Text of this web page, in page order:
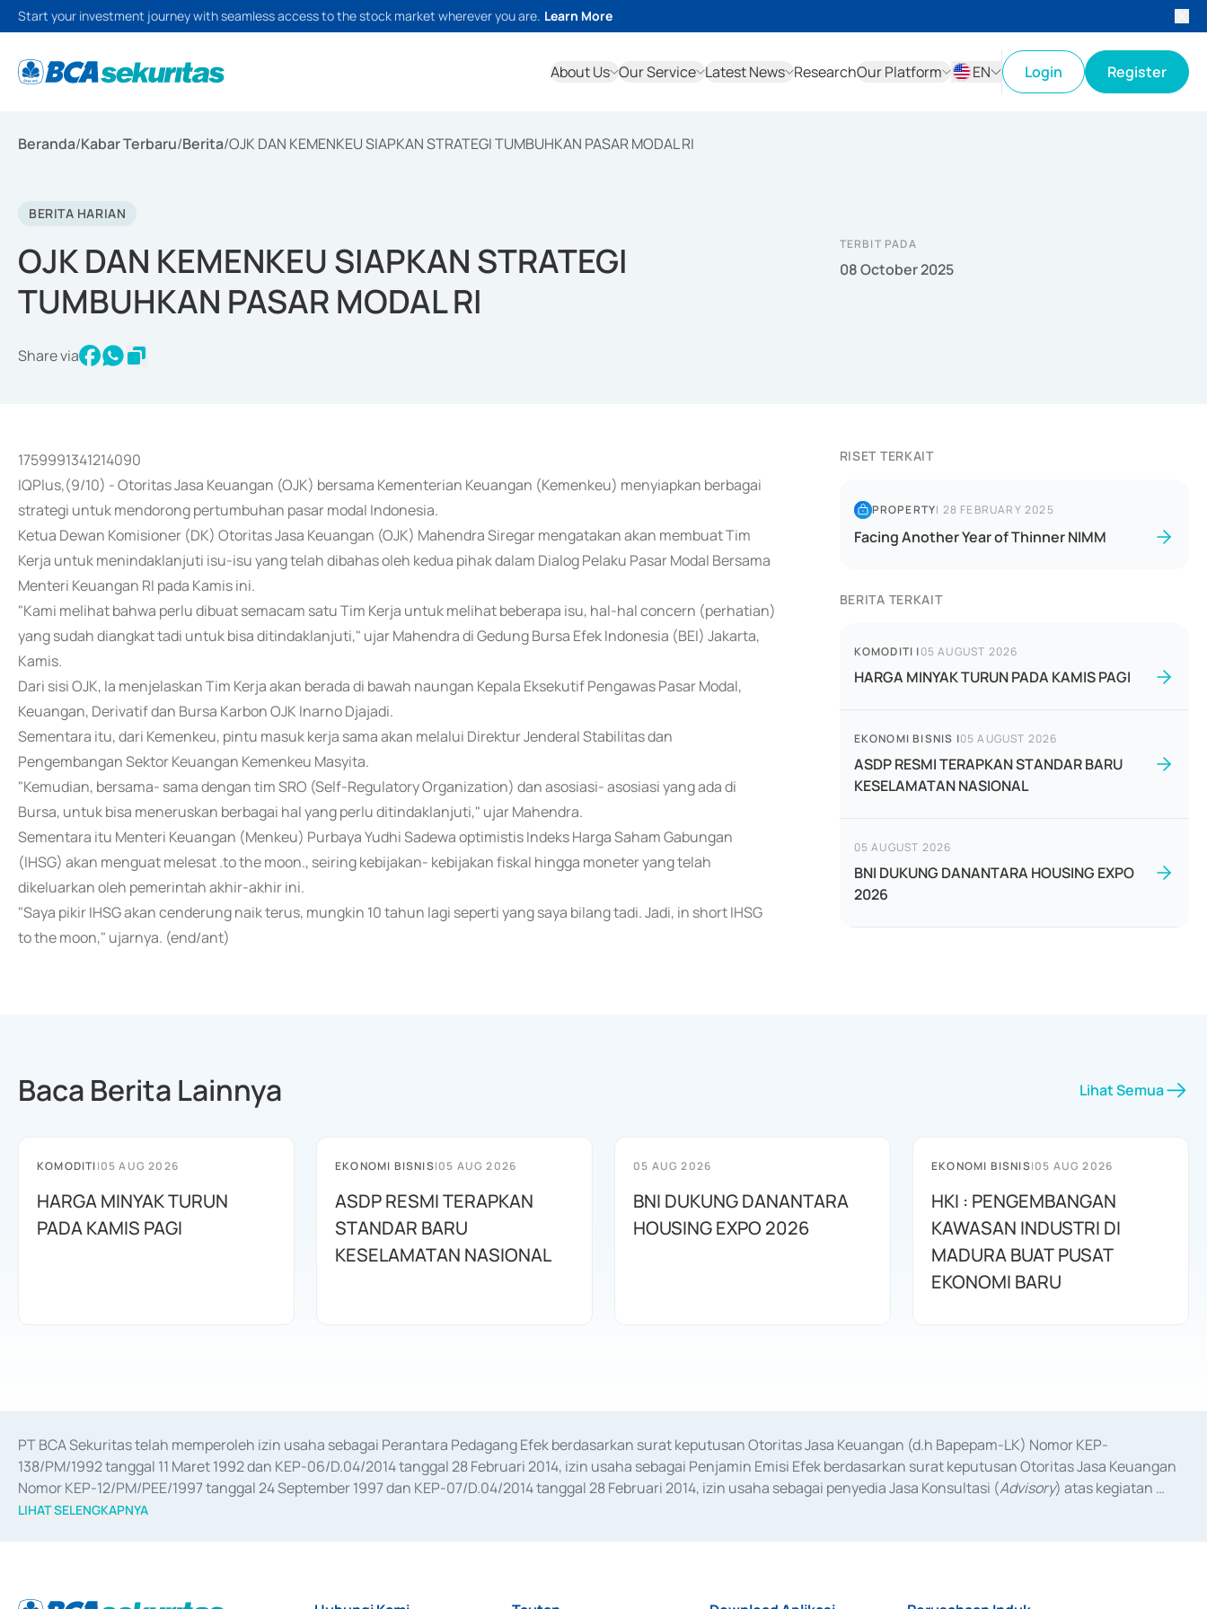
Start your investment journey with seamless access to the stock market wherever you are. Learn More
About Us Our Service Latest News ResearchOur Platform
EN
Login Register
Beranda/Kabar Terbaru/Berita/OJK DAN KEMENKEU SIAPKAN STRATEGI TUMBUHKAN PASAR MODAL RI
BERITA HARIAN
OJK DAN KEMENKEU SIAPKAN STRATEGI
TUMBUHKAN PASAR MODAL RI
Share via
TERBIT PADA
08 October 2025
1759991341214090
IQPlus,(9/10) - Otoritas Jasa Keuangan (OJK) bersama Kementerian Keuangan (Kemenkeu) menyiapkan berbagai
strategi untuk mendorong pertumbuhan pasar modal Indonesia.
Ketua Dewan Komisioner (DK) Otoritas Jasa Keuangan (OJK) Mahendra Siregar mengatakan akan membuat Tim
Kerja untuk menindaklanjuti isu-isu yang telah dibahas oleh kedua pihak dalam Dialog Pelaku Pasar Modal Bersama
Menteri Keuangan RI pada Kamis ini.
"Kami melihat bahwa perlu dibuat semacam satu Tim Kerja untuk melihat beberapa isu, hal-hal concern (perhatian)
yang sudah diangkat tadi untuk bisa ditindaklanjuti," ujar Mahendra di Gedung Bursa Efek Indonesia (BEI) Jakarta,
Kamis.
Dari sisi OJK, Ia menjelaskan Tim Kerja akan berada di bawah naungan Kepala Eksekutif Pengawas Pasar Modal,
Keuangan, Derivatif dan Bursa Karbon OJK Inarno Djajadi.
Sementara itu, dari Kemenkeu, pintu masuk kerja sama akan melalui Direktur Jenderal Stabilitas dan
Pengembangan Sektor Keuangan Kemenkeu Masyita.
"Kemudian, bersama- sama dengan tim SRO (Self-Regulatory Organization) dan asosiasi- asosiasi yang ada di
Bursa, untuk bisa meneruskan berbagai hal yang perlu ditindaklanjuti," ujar Mahendra.
Sementara itu Menteri Keuangan (Menkeu) Purbaya Yudhi Sadewa optimistis Indeks Harga Saham Gabungan
(IHSG) akan menguat melesat .to the moon., seiring kebijakan- kebijakan fiskal hingga moneter yang telah
dikeluarkan oleh pemerintah akhir-akhir ini.
"Saya pikir IHSG akan cenderung naik terus, mungkin 10 tahun lagi seperti yang saya bilang tadi. Jadi, in short IHSG
to the moon," ujarnya. (end/ant)
RISET TERKAIT
PROPERTY| 28 FEBRUARY 2025
Facing Another Year of Thinner NIMM
BERITA TERKAIT
KOMODITI |05 AUGUST 2026
HARGA MINYAK TURUN PADA KAMIS PAGI
EKONOMI BISNIS |05 AUGUST 2026
ASDP RESMI TERAPKAN STANDAR BARU
KESELAMATAN NASIONAL
05 AUGUST 2026
BNI DUKUNG DANANTARA HOUSING EXPO
2026
Baca Berita Lainnya Lihat Semua
KOMODITI|05 AUG 2026
HARGA MINYAK TURUN
PADA KAMIS PAGI
EKONOMI BISNIS|05 AUG 2026
ASDP RESMI TERAPKAN
STANDAR BARU
KESELAMATAN NASIONAL
05 AUG 2026
BNI DUKUNG DANANTARA
HOUSING EXPO 2026
EKONOMI BISNIS|05 AUG 2026
HKI : PENGEMBANGAN
KAWASAN INDUSTRI DI
MADURA BUAT PUSAT
EKONOMI BARU
PT BCA Sekuritas telah memperoleh izin usaha sebagai Perantara Pedagang Efek berdasarkan surat keputusan Otoritas Jasa Keuangan (d.h Bapepam-LK) Nomor KEP-
138/PM/1992 tanggal 11 Maret 1992 dan KEP-06/D.04/2014 tanggal 28 Februari 2014, izin usaha sebagai Penjamin Emisi Efek berdasarkan surat keputusan Otoritas Jasa Keuangan
Nomor KEP-12/PM/PEE/1997 tanggal 24 September 1997 dan KEP-07/D.04/2014 tanggal 28 Februari 2014, izin usaha sebagai penyedia Jasa Konsultasi (Advisory) atas kegiatan
merger, akuisisi, divestasi, dan
LIHAT SELENGKAPNYA